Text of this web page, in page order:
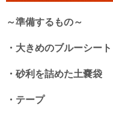
～準備するもの～
・大きめのブルーシート
・砂利を詰めた土嚢袋
・テープ